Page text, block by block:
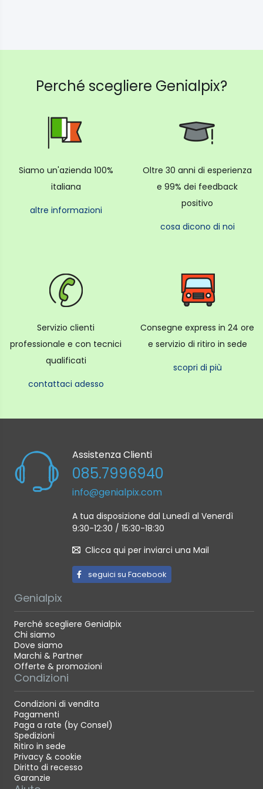
• Speciale caricatore con comodo ed igienico
• 2 manici per spazzole
Perché scegliere Genialpix?
Siamo un'azienda 100%
italiana
altre informazioni
Oltre 30 anni di esperienza
e 99% dei feedback
positivo
cosa dicono di noi
Servizio clienti
professionale e con tecnici
qualificati
contattaci adesso
Consegne express in 24 ore
e servizio di ritiro in sede
scopri di più
Assistenza Clienti
085.7996940
info@genialpix.com
A tua disposizione dal Lunedì al Venerdì
9:30-12:30 / 15:30-18:30
Clicca qui per inviarci una Mail
seguici su Facebook
Genialpix
Perché scegliere Genialpix
Chi siamo
Dove siamo
Marchi & Partner
Offerte & promozioni
Condizioni
Condizioni di vendita
Pagamenti
Paga a rate (by Consel)
Spedizioni
Ritiro in sede
Privacy & cookie
Diritto di recesso
Garanzie